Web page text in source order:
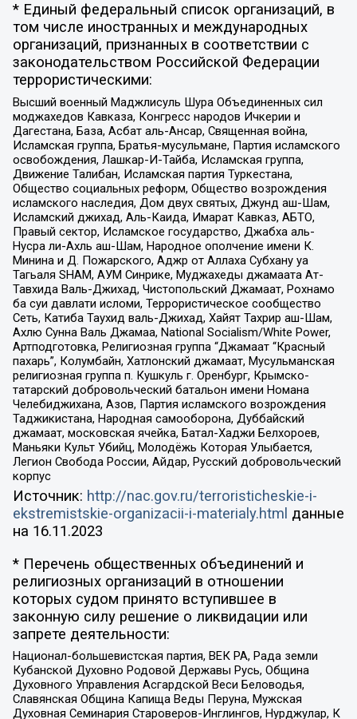
* Единый федеральный список организаций, в
том числе иностранных и международных
организаций, признанных в соответствии с
законодательством Российской Федерации
террористическими:
Высший военный Маджлисуль Шура Объединенных сил
моджахедов Кавказа, Конгресс народов Ичкерии и
Дагестана, База, Асбат аль-Ансар, Священная война,
Исламская группа, Братья-мусульмане, Партия исламского
освобождения, Лашкар-И-Тайба, Исламская группа,
Движение Талибан, Исламская партия Туркестана,
Общество социальных реформ, Общество возрождения
исламского наследия, Дом двух святых, Джунд аш-Шам,
Исламский джихад, Аль-Каида, Имарат Кавказ, АБТО,
Правый сектор, Исламское государство, Джабха аль-
Нусра ли-Ахль аш-Шам, Народное ополчение имени К.
Минина и Д. Пожарского, Аджр от Аллаха Субхану уа
Тагьаля SHAM, АУМ Синрике, Муджахеды джамаата Ат-
Тавхида Валь-Джихад, Чистопольский Джамаат, Рохнамо
ба суи давлати исломи, Террористическое сообщество
Сеть, Катиба Таухид валь-Джихад, Хайят Тахрир аш-Шам,
Ахлю Сунна Валь Джамаа, National Socialism/White Power,
Артподготовка, Религиозная группа “Джамаат “Красный
пахарь”, Колумбайн, Хатлонский джамаат, Мусульманская
религиозная группа п. Кушкуль г. Оренбург, Крымско-
татарский добровольческий батальон имени Номана
Челебиджихана, Азов, Партия исламского возрождения
Таджикистана, Народная самооборона, Дуббайский
джамаат, московская ячейка, Батал-Хаджи Белхороев,
Маньяки Культ Убийц, Молодёжь Которая Улыбается,
Легион Свобода России, Айдар, Русский добровольческий
корпус
Источник: http://nac.gov.ru/terroristicheskie-i-
ekstremistskie-organizacii-i-materialy.html данные
на 16.11.2023
* Перечень общественных объединений и
религиозных организаций в отношении
которых судом принято вступившее в
законную силу решение о ликвидации или
запрете деятельности:
Национал-большевистская партия, ВЕК РА, Рада земли
Кубанской Духовно Родовой Державы Русь, Община
Духовного Управления Асгардской Веси Беловодья,
Славянская Община Капища Веды Перуна, Мужская
Духовная Семинария Староверов-Инглингов, Нурджулар, К